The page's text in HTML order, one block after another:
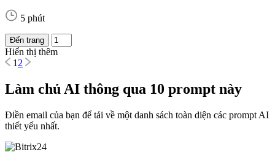
5 phút
Đến trang
Hiển thị thêm
1 2
Làm chủ AI thông qua 10 prompt này
Điền email của bạn để tải về một danh sách toàn diện các prompt AI
thiết yếu nhất.